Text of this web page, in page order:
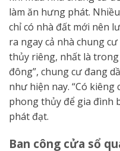
làm ăn hưng phát.
chỉ có nhà đất mới nên
ra ngay cả nhà chung
thủy riêng, nhất là
đông”, chung cư đang
như hiện nay. “Có kiêng
phong thủy để gia đình
phát đạt.
Ban công cửa sổ